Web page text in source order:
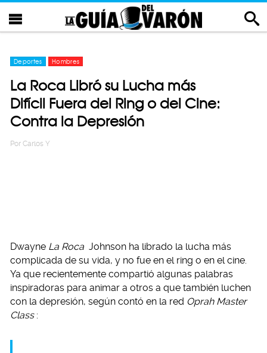
Deportes Hombres
La Roca Libró su Lucha más
Difícil Fuera del Ring o del Cine:
Contra la Depresión
Por Carlos Y
Dwayne La Roca Johnson ha librado la lucha más
complicada de su vida, y no fue en el ring o en el cine.
Ya que recientemente compartió algunas palabras
inspiradoras para animar a otros a que también luchen
con la depresión, según contó en la red Oprah Master
Class :